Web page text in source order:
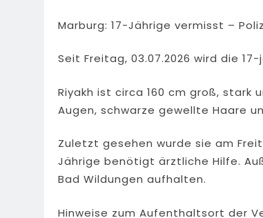
Marburg: 17-Jährige vermisst –
Seit Freitag, 03.07.2026 wird die
Riyakh ist circa 160 cm groß, stark
Augen, schwarze gewellte Haare
Zuletzt gesehen wurde sie am
Jährige benötigt ärztliche Hilfe.
Bad Wildungen aufhalten.
Hinweise zum Aufenthaltsort der